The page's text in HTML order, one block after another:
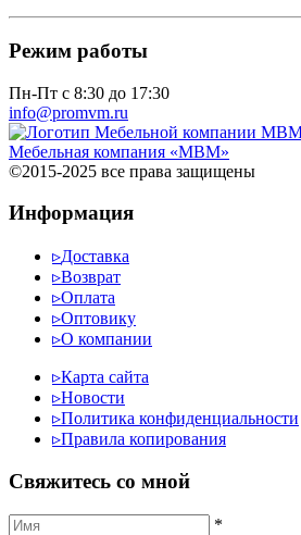
Режим работы
Пн-Пт с 8:30 до 17:30
info@promvm.ru
Мебельная компания «МВМ»
©2015-2025 все права защищены
Информация
▹Доставка
▹Возврат
▹Оплата
▹Оптовику
▹О компании
▹Карта сайта
▹Новости
▹Политика конфиденциальности
▹Правила копирования
Cвяжитесь со мной
*